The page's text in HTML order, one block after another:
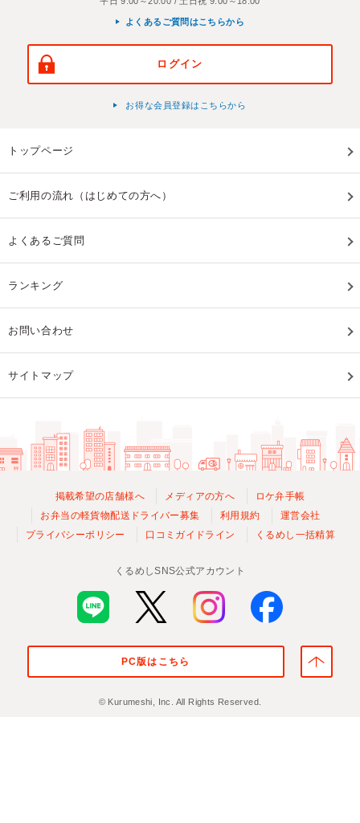
よくあるご質問はこちらから
ログイン
お得な会員登録はこちらから
トップページ
ご利用の流れ（はじめての方へ）
よくあるご質問
ランキング
お問い合わせ
サイトマップ
掲載希望の店舗様へ メディアの方へ
ロケ弁手帳
お弁当の軽貨物配送ドライバー募集
利用規約
運営会社
プライバシーポリシー
口コミガイドライン くるめし一括精算
くるめしSNS公式アカウント
PC版はこちら
© Kurumeshi, Inc. All Rights Reserved.